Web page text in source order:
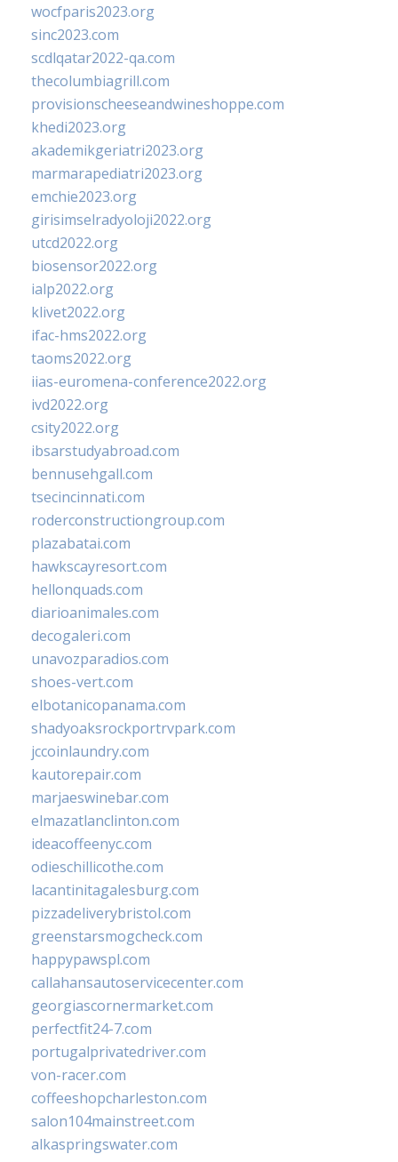
wocfparis2023.org
sinc2023.com
scdlqatar2022-qa.com
thecolumbiagrill.com
provisionscheeseandwineshoppe.com
khedi2023.org
akademikgeriatri2023.org
marmarapediatri2023.org
emchie2023.org
girisimselradyoloji2022.org
utcd2022.org
biosensor2022.org
ialp2022.org
klivet2022.org
ifac-hms2022.org
taoms2022.org
iias-euromena-conference2022.org
ivd2022.org
csity2022.org
ibsarstudyabroad.com
bennusehgall.com
tsecincinnati.com
roderconstructiongroup.com
plazabatai.com
hawkscayresort.com
hellonquads.com
diarioanimales.com
decogaleri.com
unavozparadios.com
shoes-vert.com
elbotanicopanama.com
shadyoaksrockportrvpark.com
jccoinlaundry.com
kautorepair.com
marjaeswinebar.com
elmazatlanclinton.com
ideacoffeenyc.com
odieschillicothe.com
lacantinitagalesburg.com
pizzadeliverybristol.com
greenstarsmogcheck.com
happypawspl.com
callahansautoservicecenter.com
georgiascornermarket.com
perfectfit24-7.com
portugalprivatedriver.com
von-racer.com
coffeeshopcharleston.com
salon104mainstreet.com
alkaspringswater.com